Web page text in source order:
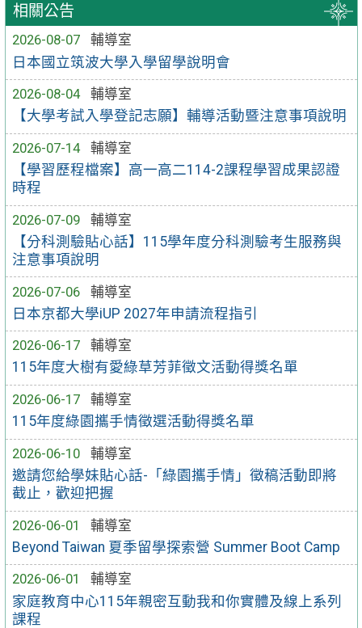
相關公告
2026-08-07
輔導室
日本國立筑波大學入學留學說明會
2026-08-04
輔導室
【大學考試入學登記志願】輔導活動暨注意事項說明
2026-07-14
輔導室
【學習歷程檔案】高一高二114-2課程學習成果認證
時程
2026-07-09
輔導室
【分科測驗貼心話】115學年度分科測驗考生服務與
注意事項說明
2026-07-06
輔導室
日本京都大學iUP 2027年申請流程指引
2026-06-17
輔導室
115年度大樹有愛綠草芳菲徵文活動得獎名單
2026-06-17
輔導室
115年度綠園攜手情徵選活動得獎名單
2026-06-10
輔導室
邀請您給學妹貼心話-「綠園攜手情」徵稿活動即將
截止，歡迎把握
2026-06-01
輔導室
Beyond Taiwan 夏季留學探索營 Summer Boot Camp
2026-06-01
輔導室
家庭教育中心115年親密互動我和你實體及線上系列
課程